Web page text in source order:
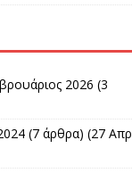
2026 (3
(7 άρθρα) (27 Απρ